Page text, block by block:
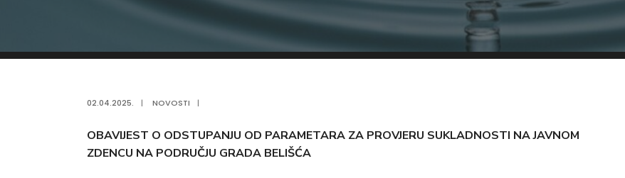
02.04.2025. | NOVOSTI |
OBAVIJEST O ODSTUPANJU OD PARAMETARA ZA PROVJERU SUKLADNOSTI NA JAVNOM
ZDENCU NA PODRUČJU GRADA BELIŠĆA